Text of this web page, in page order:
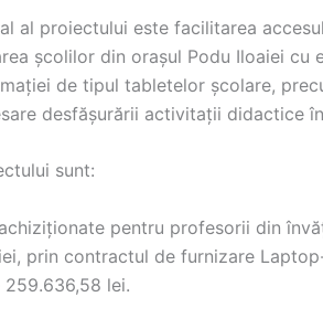
al proiectului este facilitarea
școlilor din orașul Podu Iloaiei cu
de tipul tabletelor școlare,
desfășurării activitații didactice
sunt:
pentru profesorii din
prin contractul de furnizare
259.636,58 lei.